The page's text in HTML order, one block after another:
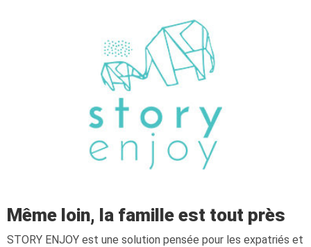
Même loin, la famille est tout près
STORY ENJOY est une solution pensée pour les expatriés et